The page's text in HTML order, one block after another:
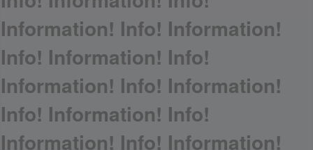
Information! Info! Information!
Info! Information! Info!
Information! Info! Information!
Info! Information! Info!
Information! Info! Information!